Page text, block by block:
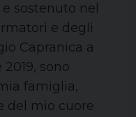
sostenuto nel
e degli
Capranica a
sono
famiglia,
del mio cuore